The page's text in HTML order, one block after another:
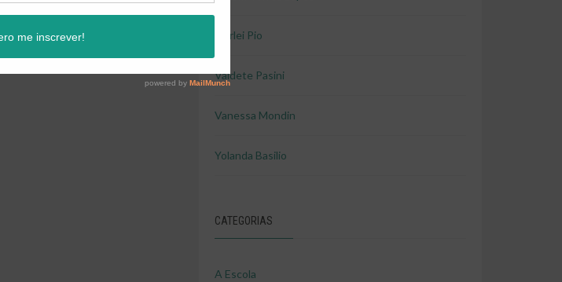
Shirlei Pio
Valdete Pasini
Vanessa Mondin
Yolanda Basilio
CATEGORIAS
A Escola